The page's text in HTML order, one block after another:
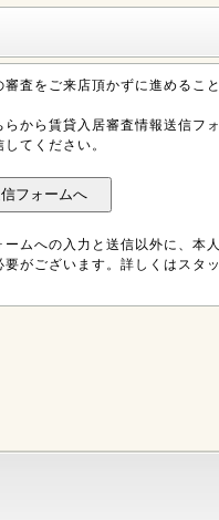
審査をご来店頂かずに進めるこ
から賃貸入居審査情報送信フ
てください。
ムへの入力と送信以外に、本
がございます。詳しくはスタ